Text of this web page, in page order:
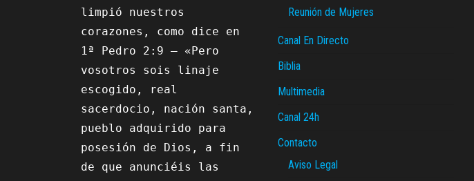
limpió nuestros
corazones, como dice en
1ª Pedro 2:9 – «Pero
vosotros sois linaje
escogido, real
sacerdocio, nación santa,
pueblo adquirido para
posesión de Dios, a fin
de que anunciéis las
Reunión de Mujeres
Canal En Directo
Biblia
Multimedia
Canal 24h
Contacto
Aviso Legal